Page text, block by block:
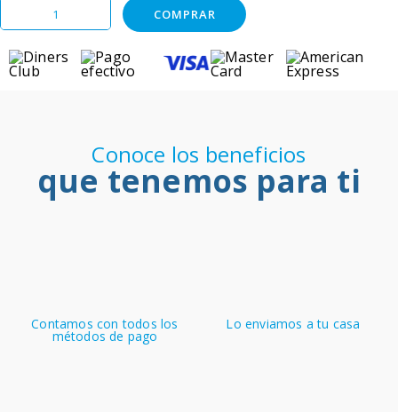
COMPRAR
Conoce los beneficios
que tenemos para ti
Contamos con todos los
métodos de pago
Lo enviamos a tu casa